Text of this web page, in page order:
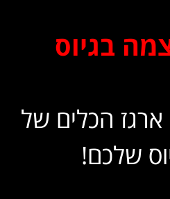
בגיוס
הכלים של
שלכם!